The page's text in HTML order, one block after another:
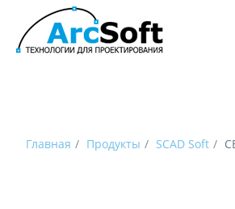
Главная Продукты SCAD Soft